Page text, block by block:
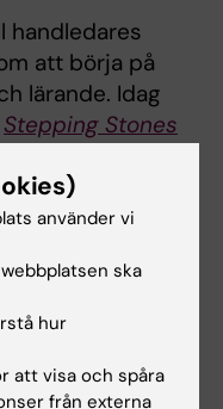
handledares
att börja på
lärande. Idag
Stepping Stones
utbildning
workshops för
projekt, ofta i
och andra
använder vi
ska
hur
att visa och spåra
från externa